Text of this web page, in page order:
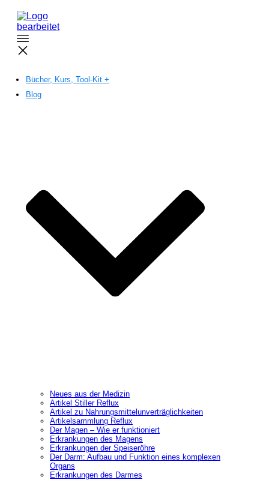
Bücher, Kurs, Tool-Kit +
Blog
Neues aus der Medizin
Artikel Stiller Reflux
Artikel zu Nahrungsmittelunverträglichkeiten
Artikelsammlung Reflux
Der Magen – Wie er funktioniert
Erkrankungen des Magens
Erkrankungen der Speiseröhre
Der Darm: Aufbau und Funktion eines komplexen
Organs
Erkrankungen des Darmes